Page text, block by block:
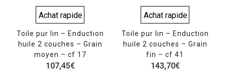
Achat rapide
Toile pur lin – Enduction
huile 2 couches – Grain
moyen – cf 17
107,45€
Achat rapide
Toile pur lin – Enduction
huile 2 couches – Grain
fin – cf 41
143,70€